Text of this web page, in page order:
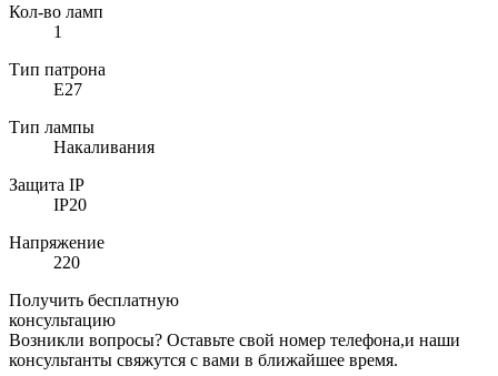
Кол-во ламп
1
Тип патрона
E27
Тип лампы
Накаливания
Защита IP
IP20
Напряжение
220
Получить бесплатную
консультацию
Возникли вопросы? Оставьте свой номер телефона,и наши
консультанты свяжутся с вами в ближайшее время.